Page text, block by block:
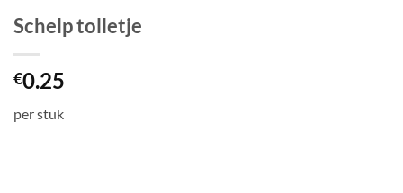
Schelp tolletje
€0.25
per stuk